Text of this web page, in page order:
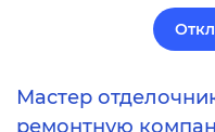
Мастер
ремонтную